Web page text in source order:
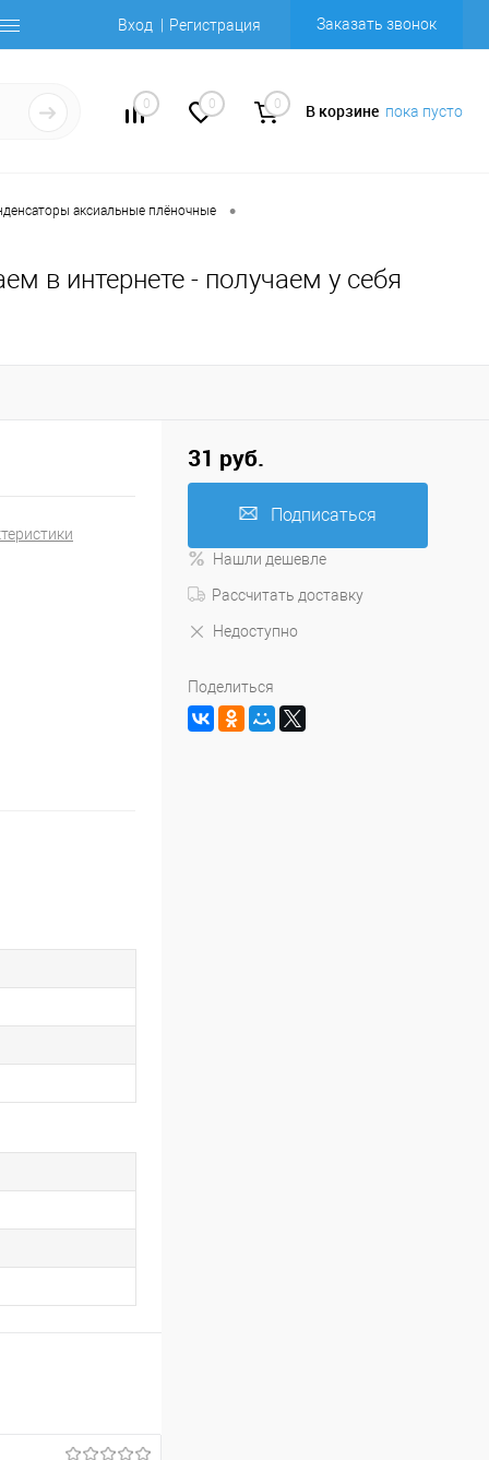
Вход Регистрация Заказать звонок
0 0 0 В корзине пока пусто
аксиальные плёночные •
в интернете - получаем у себя
31 руб.
Подписаться
Нашли дешевле
Рассчитать доставку
Недоступно
Поделиться